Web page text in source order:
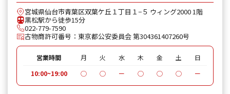
宮城県仙台市青葉区双葉ケ丘１丁目１−５ ウィング2000 1階
黒松駅から徒歩15分
022-779-7590
古物商許可番号：東京都公安委員会 第304361407260号
営業時間 月 火 水 木 金 土
日
10:00~19:00
◯ ◯ ー ◯ ◯ ◯ ー